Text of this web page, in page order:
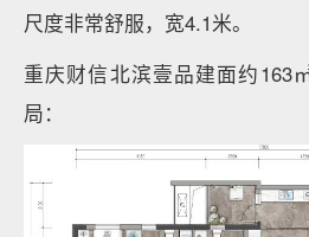
尺度非常舒服，宽4.1米。
重庆财信北滨壹品建面约163
局：